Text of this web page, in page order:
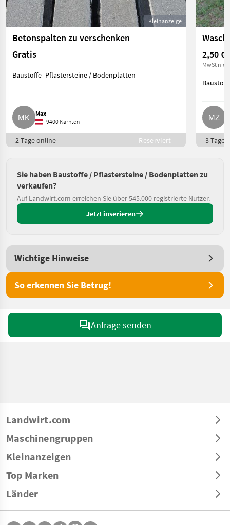
Kleinanzeige
Betonspalten zu verschenken
Gratis
Baustoffe- Pflastersteine / Bodenplatten
Max
9400 Kärnten
2 Tage online Reserviert
2,50 €
MwSt
3 Tage
Sie haben Baustoffe / Pflastersteine / Bodenplatten zu
verkaufen?
Auf Landwirt.com erreichen Sie über 545.000 registrierte Nutzer.
Jetzt inserieren
Wichtige Hinweise
So erkennen Sie Betrug!
Anfrage senden
Landwirt.com
Maschinengruppen
Kleinanzeigen
Top Marken
Länder